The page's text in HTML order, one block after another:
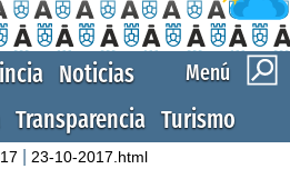
Menú
Noticias
Transparencia Turismo
23-10-2017.html